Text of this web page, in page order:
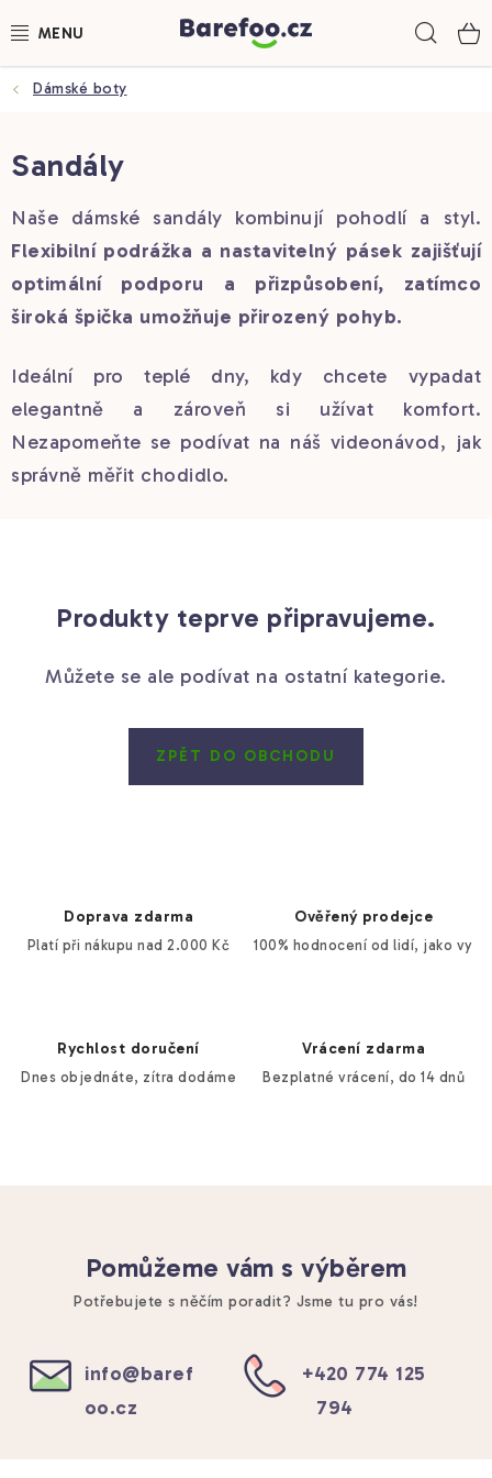
na
obsah
DĚTSKÉ BOTY
DÁMSKÉ BOTY
PÁNSKÉ BOTY
PONOŽKOBOTY
MĚŘENÍ CHODIDLA
ZNAČKY
Dámské boty
Sandály
Naše dámské sandály kombinují pohodlí a styl.
Flexibilní podrážka a nastavitelný pásek zajišťují
optimální podporu a přizpůsobení, zatímco
široká špička umožňuje přirozený pohyb.
Ideální pro teplé dny, kdy chcete vypadat
elegantně a zároveň si užívat komfort.
Nezapomeňte se podívat na náš videonávod, jak
správně měřit chodidlo.
Produkty teprve připravujeme.
Můžete se ale podívat na ostatní kategorie.
ZPĚT DO OBCHODU
Doprava zdarma
Platí při nákupu nad 2.000 Kč
Ověřený prodejce
100% hodnocení od lidí, jako vy
Rychlost doručení
Dnes objednáte, zítra dodáme
Vrácení zdarma
Bezplatné vrácení, do 14 dnů
Pomůžeme vám s výběrem
Potřebujete s něčím poradit? Jsme tu pro vás!
info@baref
oo.cz
+420 774 125
794